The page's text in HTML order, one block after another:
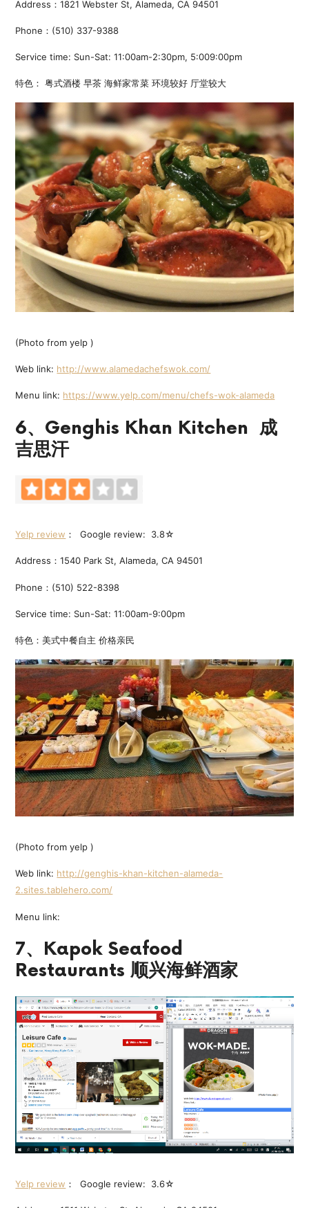
Address：1821 Webster St, Alameda, CA 94501
Phone：(510) 337-9388
Service time: Sun-Sat: 11:00am-2:30pm, 5:009:00pm
特色： 粤式酒楼 早茶 海鲜家常菜 环境较好 厅堂较大
(Photo from yelp )
Web link: http://www.alamedachefswok.com/
Menu link: https://www.yelp.com/menu/chefs-wok-alameda
6、Genghis Khan Kitchen 成
吉思汗
Yelp review ： Google review: 3.8☆
Address：1540 Park St, Alameda, CA 94501
Phone：(510) 522-8398
Service time: Sun-Sat: 11:00am-9:00pm
特色：美式中餐自主 价格亲民
(Photo from yelp )
Web link: http://genghis-khan-kitchen-alameda-
2.sites.tablehero.com/
Menu link:
7、Kapok Seafood
Restaurants 顺兴海鲜酒家
Yelp review ： Google review: 3.6☆